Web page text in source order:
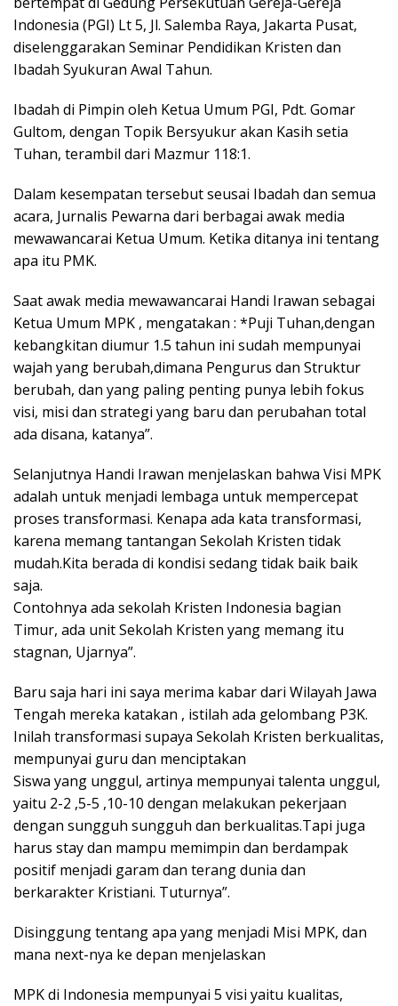
Indonesia (PGI) Lt 5, Jl. Salemba Raya, Jakarta Pusat,
diselenggarakan Seminar Pendidikan Kristen dan
Ibadah Syukuran Awal Tahun.
Ibadah di Pimpin oleh Ketua Umum PGI, Pdt. Gomar
Gultom, dengan Topik Bersyukur akan Kasih setia
Tuhan, terambil dari Mazmur 118:1.
Dalam kesempatan tersebut seusai Ibadah dan semua
acara, Jurnalis Pewarna dari berbagai awak media
mewawancarai Ketua Umum. Ketika ditanya ini tentang
apa itu PMK.
Saat awak media mewawancarai Handi Irawan sebagai
Ketua Umum MPK , mengatakan : *Puji Tuhan,dengan
kebangkitan diumur 1.5 tahun ini sudah mempunyai
wajah yang berubah,dimana Pengurus dan Struktur
berubah, dan yang paling penting punya lebih fokus
visi, misi dan strategi yang baru dan perubahan total
ada disana, katanya”.
Selanjutnya Handi Irawan menjelaskan bahwa Visi MPK
adalah untuk menjadi lembaga untuk mempercepat
proses transformasi. Kenapa ada kata transformasi,
karena memang tantangan Sekolah Kristen tidak
mudah.Kita berada di kondisi sedang tidak baik baik
saja.
Contohnya ada sekolah Kristen Indonesia bagian
Timur, ada unit Sekolah Kristen yang memang itu
stagnan, Ujarnya”.
Baru saja hari ini saya merima kabar dari Wilayah Jawa
Tengah mereka katakan , istilah ada gelombang P3K.
Inilah transformasi supaya Sekolah Kristen berkualitas,
mempunyai guru dan menciptakan
Siswa yang unggul, artinya mempunyai talenta unggul,
yaitu 2-2 ,5-5 ,10-10 dengan melakukan pekerjaan
dengan sungguh sungguh dan berkualitas.Tapi juga
harus stay dan mampu memimpin dan berdampak
positif menjadi garam dan terang dunia dan
berkarakter Kristiani. Tuturnya”.
Disinggung tentang apa yang menjadi Misi MPK, dan
mana next-nya ke depan menjelaskan
MPK di Indonesia mempunyai 5 visi yaitu kualitas,